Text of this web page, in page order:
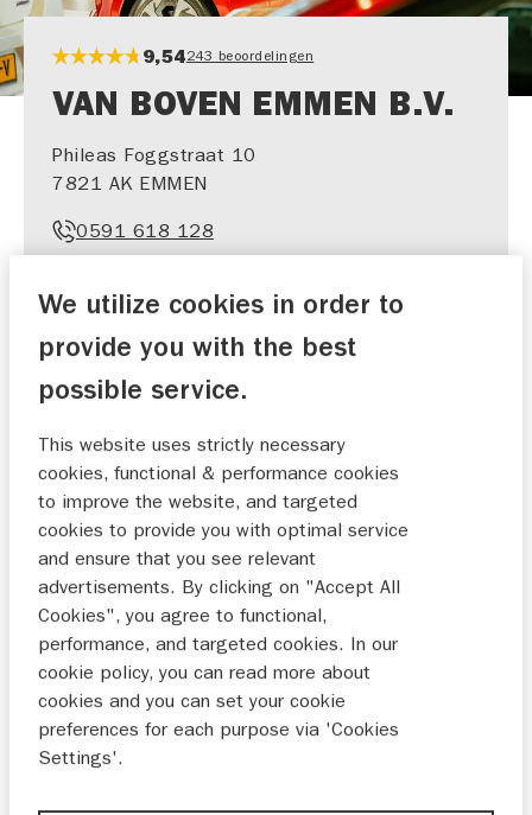
9,54243 beoordelingen
VAN BOVEN EMMEN B.V.
Phileas Foggstraat 10
7821 AK EMMEN
0591 618 128
AFSPRAAK
AFSPRAAK
INRUILEN PROEFRIT
WELKOM
Op deze pagina vind je de openingstijden van onze
showroom en werkplaats. Neem gerust contact met
We utilize cookies in order to
provide you with the best
possible service.
This website uses strictly necessary
cookies, functional & performance cookies
to improve the website, and targeted
cookies to provide you with optimal service
and ensure that you see relevant
advertisements. By clicking on "Accept All
Cookies", you agree to functional,
performance, and targeted cookies. In our
cookie policy, you can read more about
cookies and you can set your cookie
preferences for each purpose via 'Cookies
Settings'.